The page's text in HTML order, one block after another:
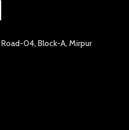
04, Block-A, Mirpur